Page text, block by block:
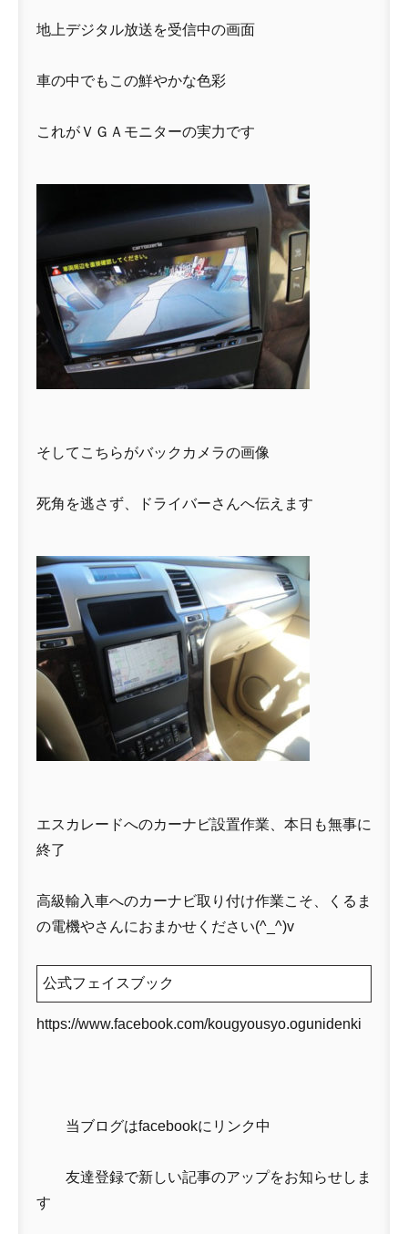
地上デジタル放送を受信中の画面
車の中でもこの鮮やかな色彩
これがＶＧＡモニターの実力です
そしてこちらがバックカメラの画像
死角を逃さず、ドライバーさんへ伝えます
エスカレードへのカーナビ設置作業、本日も無事に
終了
高級輸入車へのカーナビ取り付け作業こそ、くるま
の電機やさんにおまかせください(^_^)v
公式フェイスブック
https://www.facebook.com/kougyousyo.ogunidenki
当ブログはfacebookにリンク中
友達登録で新しい記事のアップをお知らせしま
す